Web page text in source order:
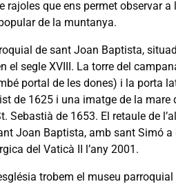
rajoles que ens permet observar
de la muntanya.
de sant Joan Baptista,
el segle XVIII. La torre del
portal de les dones) i la porta
de 1625 i una imatge de la
Sebastià de 1653. El retaule de
Joan Baptista, amb sant Simó a
del Vaticà II l’any 2001.
trobem el museu